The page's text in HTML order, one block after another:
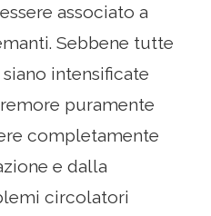
associato a
Sebbene tutte
intensificate
puramente
completamente
e dalla
circolatori